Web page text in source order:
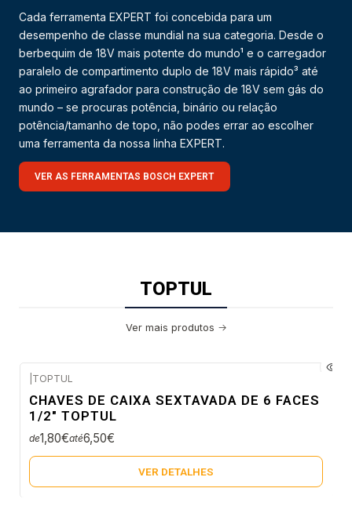
Cada ferramenta EXPERT foi concebida para um
desempenho de classe mundial na sua categoria. Desde o
berbequim de 18V mais potente do mundo¹ e o carregador
paralelo de compartimento duplo de 18V mais rápido³ até
ao primeiro agrafador para construção de 18V sem gás do
mundo – se procuras potência, binário ou relação
potência/tamanho de topo, não podes errar ao escolher
uma ferramenta da nossa linha EXPERT.
VER AS FERRAMENTAS BOSCH EXPERT
TOPTUL
Ver mais produtos
Não Disponível
TOPTUL
CHAVES DE CAIXA SEXTAVADA DE 6 FACES
1/2" TOPTUL
de1,80€até6,50€
VER DETALHES